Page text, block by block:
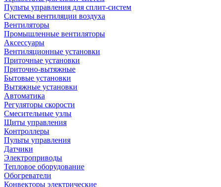
Пульты управления для сплит-систем
Системы вентиляции воздуха
Вентиляторы
Промышленные вентиляторы
Аксессуары
Вентиляционные установки
Приточные установки
Приточно-вытяжные
Бытовые установки
Вытяжные установки
Автоматика
Регуляторы скорости
Смесительные узлы
Щиты управления
Контроллеры
Пульты управления
Датчики
Электроприводы
Тепловое оборудование
Обогреватели
Конвекторы электрические